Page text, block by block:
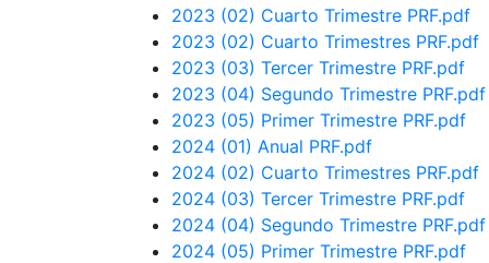
2023 (02) Cuarto Trimestre PRF.pdf
2023 (02) Cuarto Trimestres PRF.pdf
2023 (03) Tercer Trimestre PRF.pdf
2023 (04) Segundo Trimestre PRF.pdf
2023 (05) Primer Trimestre PRF.pdf
2024 (01) Anual PRF.pdf
2024 (02) Cuarto Trimestres PRF.pdf
2024 (03) Tercer Trimestre PRF.pdf
2024 (04) Segundo Trimestre PRF.pdf
2024 (05) Primer Trimestre PRF.pdf